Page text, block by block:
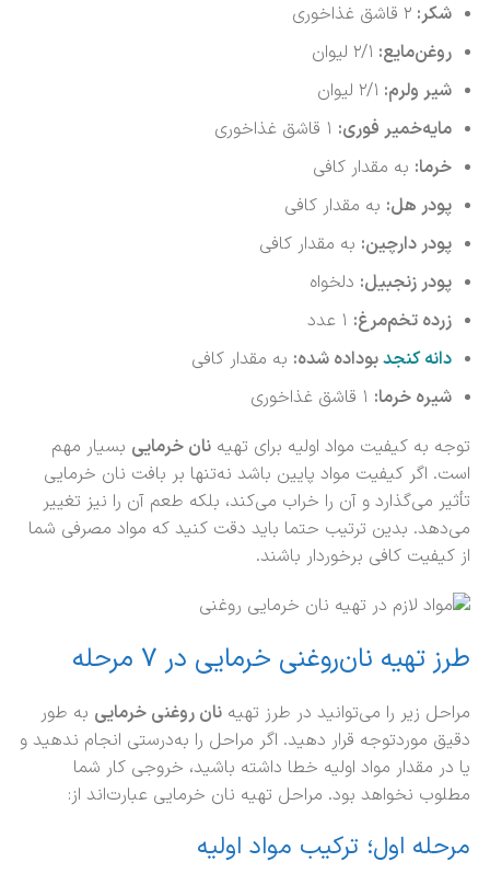
شکر:
روغن‌مایع: ۲/۱ لیوان
شیر ولرم: ۲/۱ لیوان
مایه‌خمیر فوری:
خرما: به مقدار کافی
پودر هل: به مقدار کافی
پودر دارچین: به مقدار کافی
پودر زنجبیل: دلخواه
زرده تخم‌مرغ:
دانه کنجدبوداده شده: به مقدار کافی
شیره خرما:
توجه به کیفیت مواد اولیه برای تهیه نان خرمایی بسیار مهم
است. اگر کیفیت مواد پایین باشد نه‌تنها بر بافت نان خرمایی
تأثیر می‌گذارد و آن را خراب می‌کند، بلکه طعم آن را نیز تغییر
می‌دهد. بدین ترتیب حتما باید دقت کنید که مواد مصرفی شما
از کیفیت کافی برخوردار باشند.
طرز تهیه نان‌روغنی خرمایی در ۷ مرحله
مراحل زیر را می‌توانید در طرز تهیه نان روغنی خرمایی به طور
دقیق موردتوجه قرار دهید. اگر مراحل را به‌درستی انجام ندهید و
یا در مقدار مواد اولیه خطا داشته باشید، خروجی کار شما
مطلوب نخواهد بود. مراحل تهیه نان خرمایی عبارت‌اند از:
مرحله اول؛ ترکیب مواد اولیه